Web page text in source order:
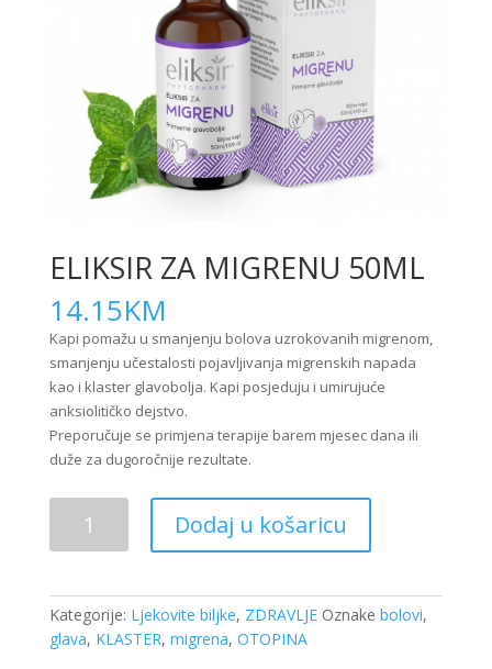
ELIKSIR ZA MIGRENU 50ML
14.15KM
Kapi pomažu u smanjenju bolova uzrokovanih migrenom,
smanjenju učestalosti pojavljivanja migrenskih napada
kao i klaster glavobolja. Kapi posjeduju i umirujuće
anksiolitičko dejstvo.
Preporučuje se primjena terapije barem mjesec dana ili
duže za dugoročnije rezultate.
MIGRENU
količina
Dodaj u košaricu
Kategorije: Ljekovite biljke, ZDRAVLJE Oznake bolovi,
glava, KLASTER, migrena, OTOPINA